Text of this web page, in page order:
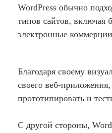
WordPress обычно
типов сайтов, включая
электронные
Благодаря своему
своего веб-
прототипировать и
С другой стороны,